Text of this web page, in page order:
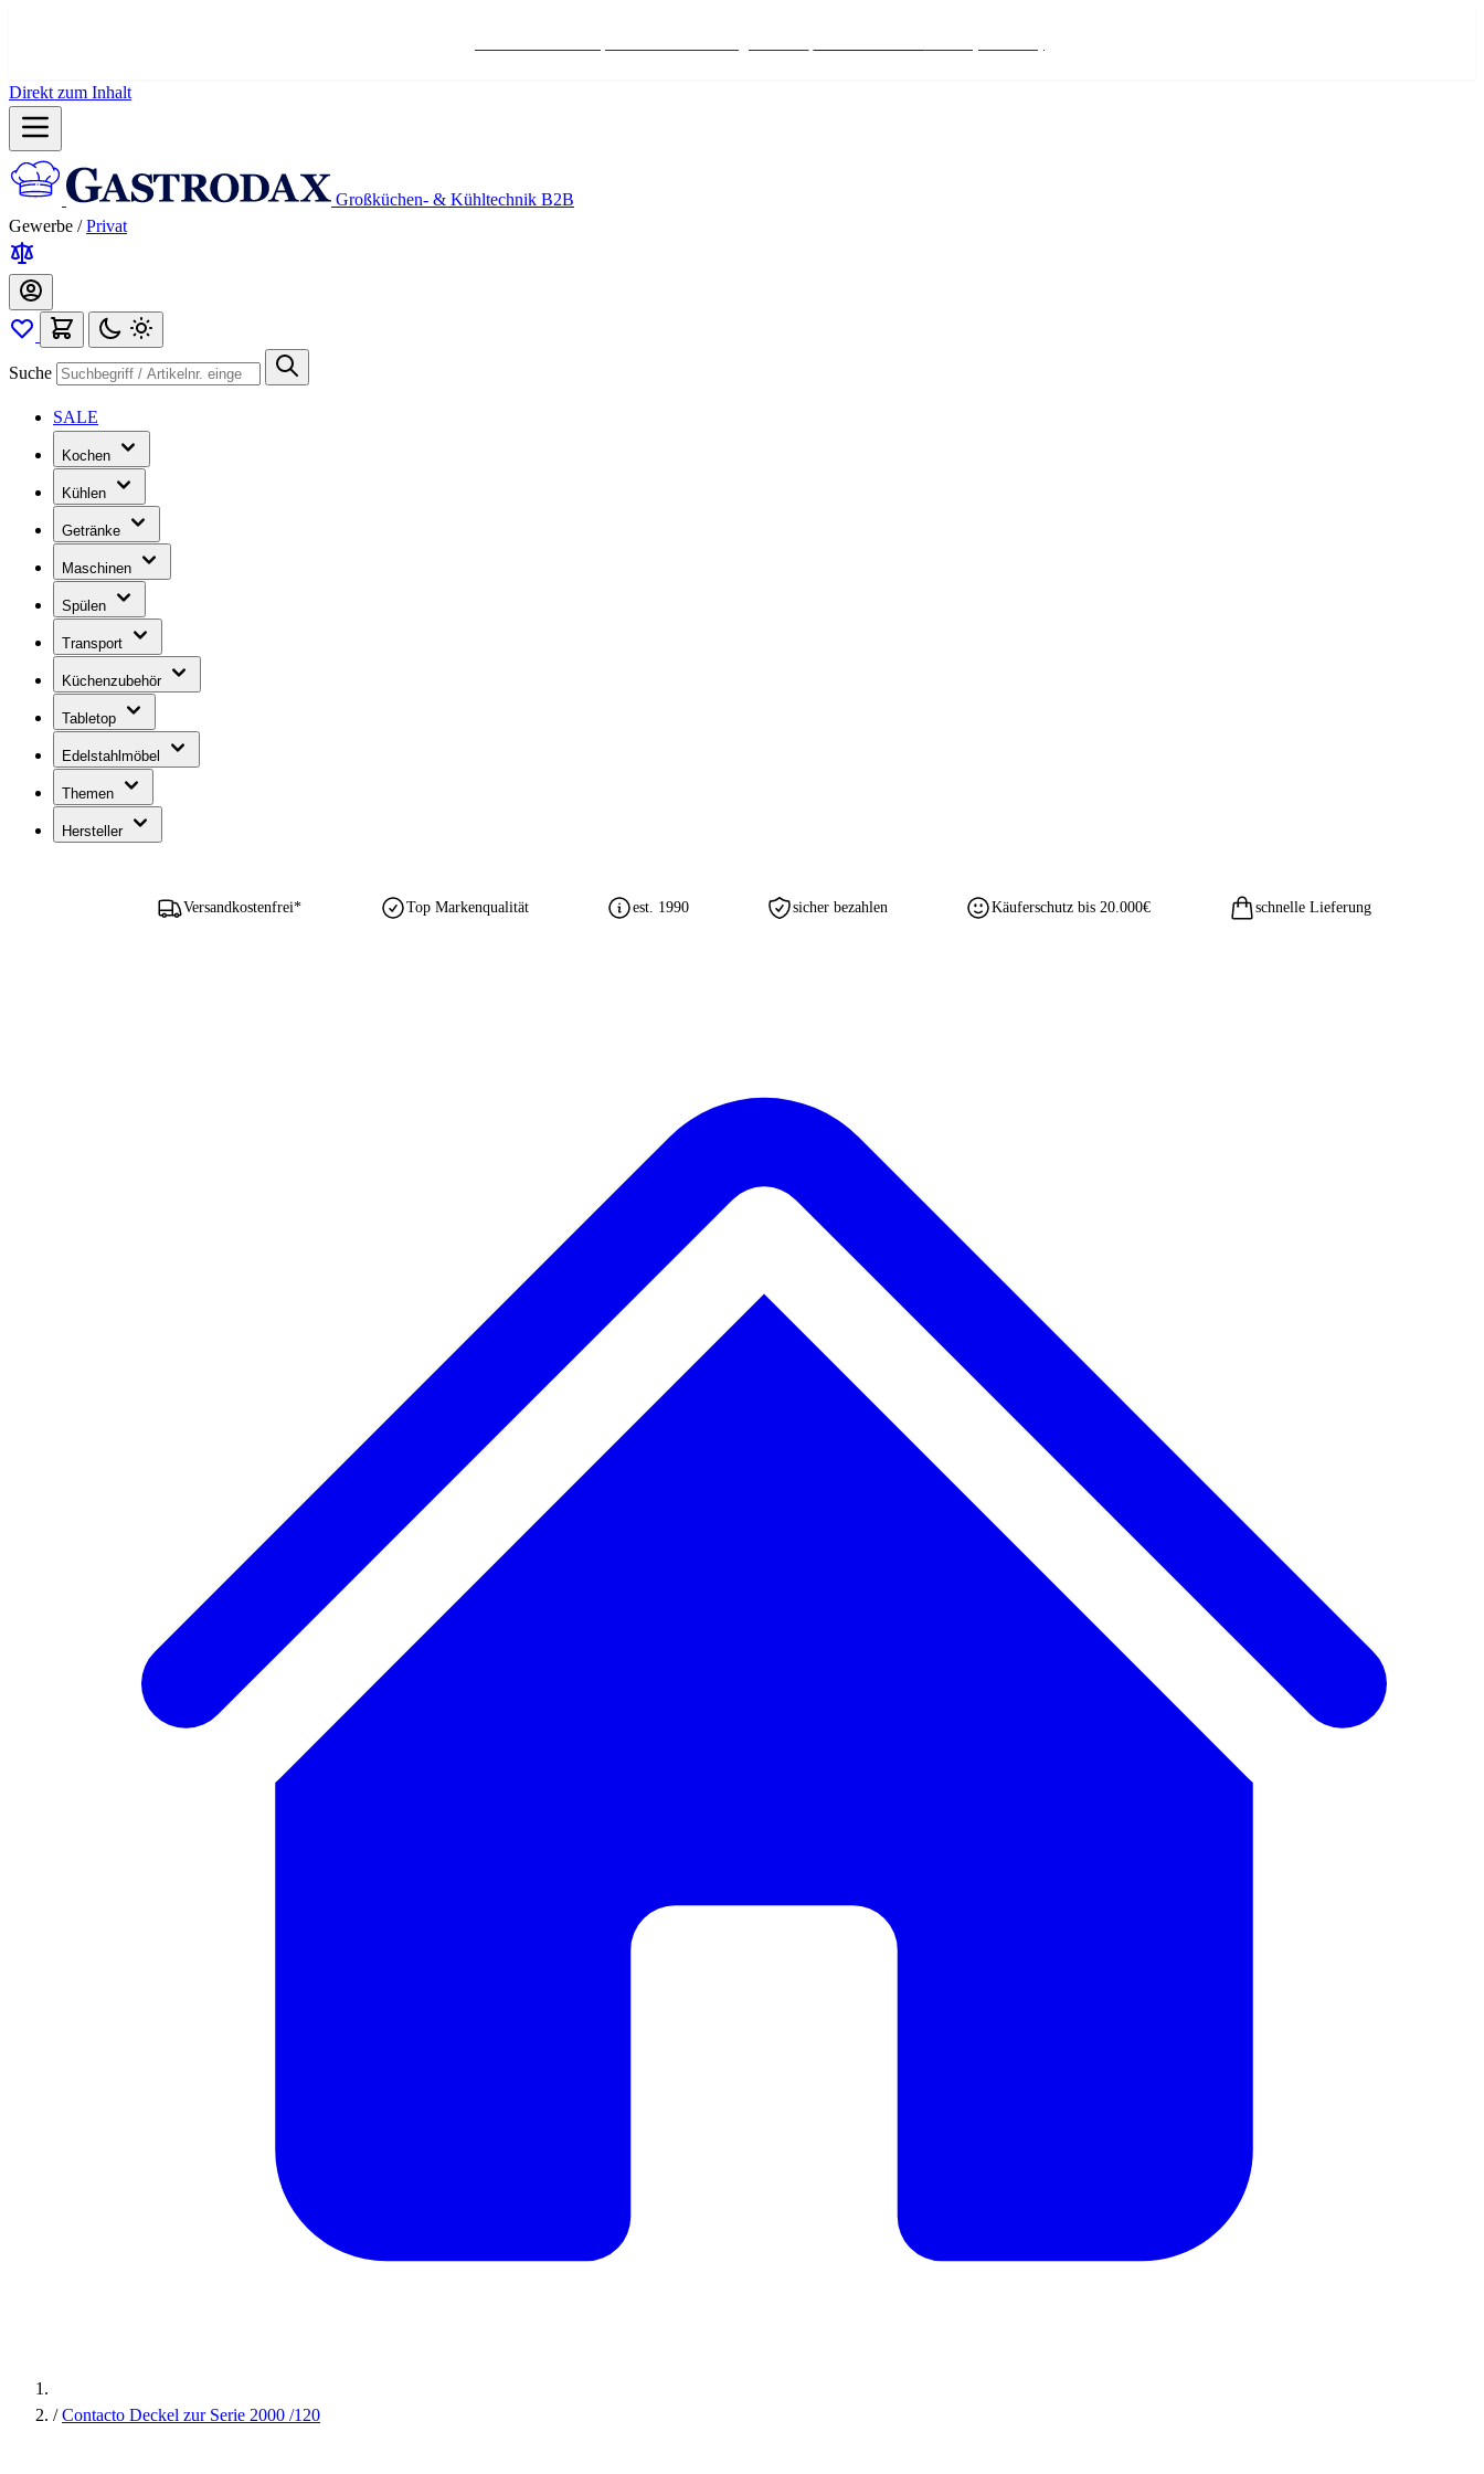
Direkt zum Inhalt
Großküchen- & Kühltechnik B2B
Gewerbe / Privat
Suche
SALE
Kochen
Kühlen
Getränke
Maschinen
Spülen
Transport
Küchenzubehör
Tabletop
Edelstahlmöbel
Themen
Hersteller
Versandkostenfrei* Top Markenqualität est. 1990 sicher bezahlen Käuferschutz bis 20.000€ schnelle Lieferung
/ Contacto Deckel zur Serie 2000 /120